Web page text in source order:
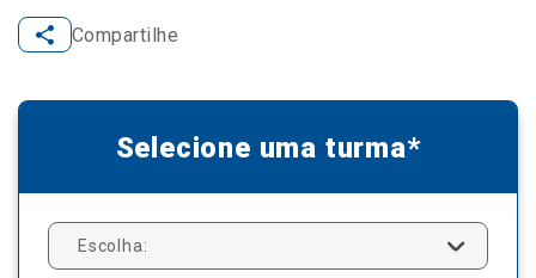
Compartilhe
Selecione uma turma*
Escolha: